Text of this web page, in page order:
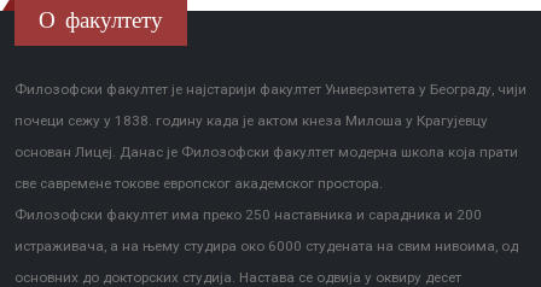
О факултету
Филозофски факултет је најстарији факултет Универзитета у Београду, чији
почеци сежу у 1838. годину када је актом кнеза Милоша у Крагујевцу
основан Лицеј. Данас је Филозофски факултет модерна школа која прати
све савремене токове европског академског простора.
Филозофски факултет има преко 250 наставника и сарадника и 200
истраживача, а на њему студира око 6000 студената на свим нивоима, од
основних до докторских студија. Настава се одвија у оквиру десет